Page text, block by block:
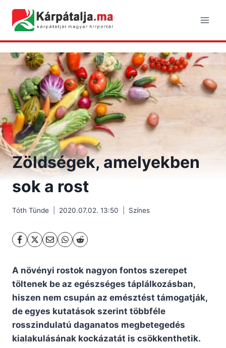
content
Zöldségek, amelyekben
sok a rost
Tóth Tünde 2020.07.02. 13:50 Színes
A növényi rostok nagyon fontos szerepet
töltenek be az egészséges táplálkozásban,
hiszen nem csupán az emésztést támogatják,
de egyes kutatások szerint többféle
rosszindulatú daganatos megbetegedés
kialakulásának kockázatát is csökkenthetik.